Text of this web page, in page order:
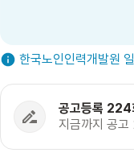
한국노인인력개발원
공고등록 224
지금까지 공